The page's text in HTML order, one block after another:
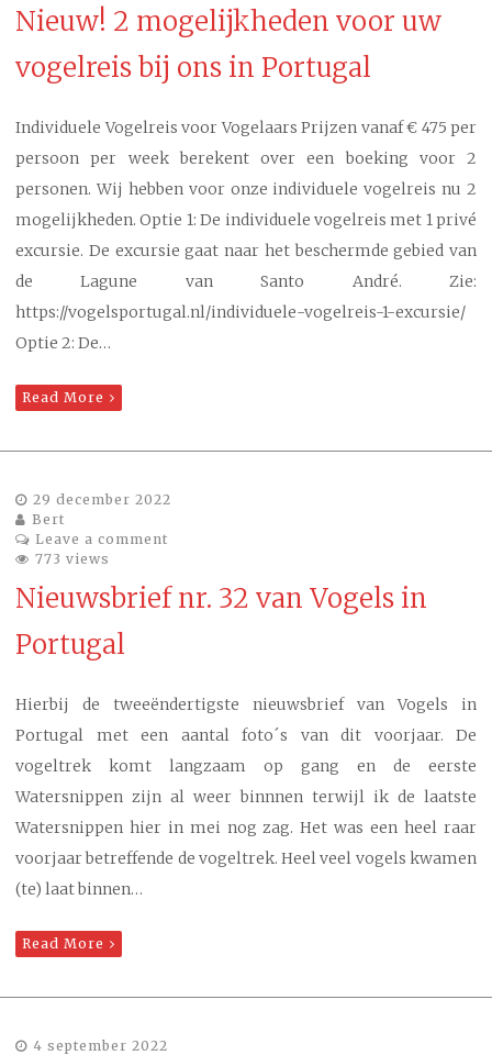
Nieuw! 2 mogelijkheden voor uw
vogelreis bij ons in Portugal
Individuele Vogelreis voor Vogelaars Prijzen vanaf € 475 per
persoon per week berekent over een boeking voor 2
personen. Wij hebben voor onze individuele vogelreis nu 2
mogelijkheden. Optie 1: De individuele vogelreis met 1 privé
excursie. De excursie gaat naar het beschermde gebied van
de Lagune van Santo André. Zie:
https://vogelsportugal.nl/individuele-vogelreis-1-excursie/
Optie 2: De…
Read More
29 december 2022
Bert
Leave a comment
773 views
Nieuwsbrief nr. 32 van Vogels in
Portugal
Hierbij de tweeëndertigste nieuwsbrief van Vogels in
Portugal met een aantal foto´s van dit voorjaar. De
vogeltrek komt langzaam op gang en de eerste
Watersnippen zijn al weer binnnen terwijl ik de laatste
Watersnippen hier in mei nog zag. Het was een heel raar
voorjaar betreffende de vogeltrek. Heel veel vogels kwamen
(te) laat binnen…
Read More
4 september 2022